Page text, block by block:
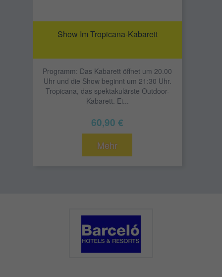
Show Im Tropicana-Kabarett
Programm: Das Kabarett öffnet um 20.00
Uhr und die Show beginnt um 21:30 Uhr.
Tropicana, das spektakulärste Outdoor-
Kabarett. Ei...
60,90 €
Mehr